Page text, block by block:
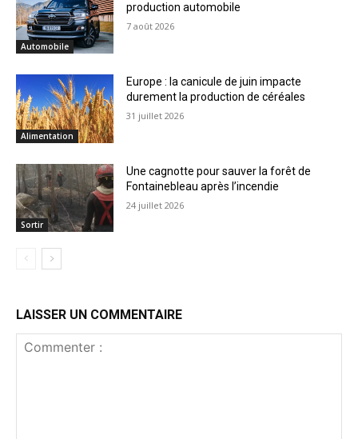
Automobile
production automobile
7 août 2026
Alimentation
Europe : la canicule de juin impacte
durement la production de céréales
31 juillet 2026
Sortir
Une cagnotte pour sauver la forêt de
Fontainebleau après l’incendie
24 juillet 2026
LAISSER UN COMMENTAIRE